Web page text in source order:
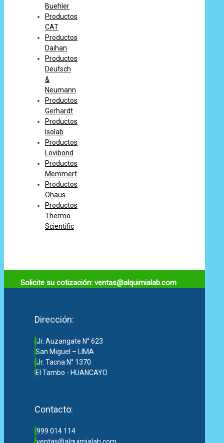
Buehler
Productos
CAT
Productos
Daihan
Productos
Deutsch
&
Neumann
Productos
Gerhardt
Productos
Isolab
Productos
Lovibond
Productos
Memmert
Productos
Ohaus
Productos
Thermo
Scientific
Solicite su cotización: ventas@alquimialab.com
Dirección:
Jr. Auzangate N° 623
San Miguel – LIMA
Jr. Tacna N° 1370
El Tambo - HUANCAYO
Contacto:
999 014 114
ventas@alquimialab.com